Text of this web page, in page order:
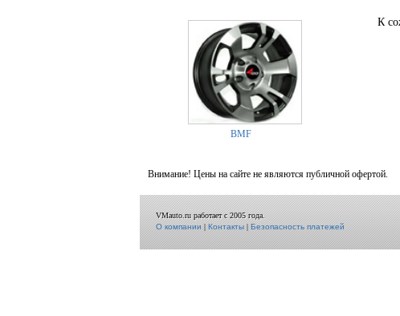
BMF
К
Внимание! Цены на сайте не являются публичной офертой.
VMauto.ru работает с 2005 года.
О компании|Контакты|Безопасность платежей